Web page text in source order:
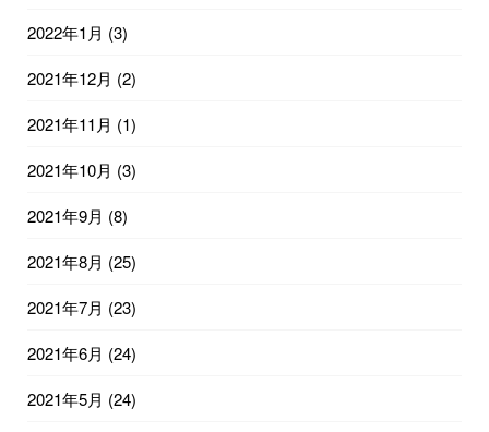
2022年1月 (3)
2021年12月 (2)
2021年11月 (1)
2021年10月 (3)
2021年9月 (8)
2021年8月 (25)
2021年7月 (23)
2021年6月 (24)
2021年5月 (24)